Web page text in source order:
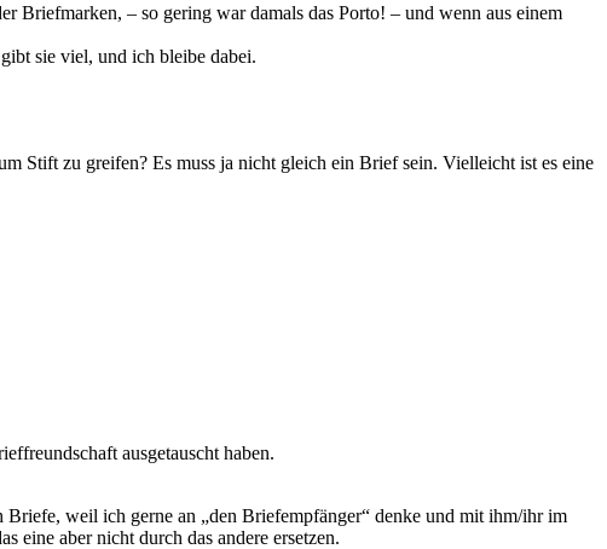
Briefmarken, – so gering war damals das Porto! – und wenn aus einem
sie viel, und ich bleibe dabei.
Stift zu greifen? Es muss ja nicht gleich ein Brief sein. Vielleicht ist es eine
ausgetauscht haben.
weil ich gerne an „den Briefempfänger“ denke und mit ihm/ihr im
eine aber nicht durch das andere ersetzen.